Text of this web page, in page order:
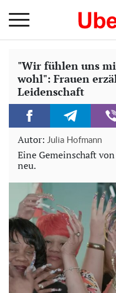
"Wir fühlen uns
wohl": Frauen
Leidenschaft
Autor: Julia Hofmann
Eine Gemeinschaft
neu.